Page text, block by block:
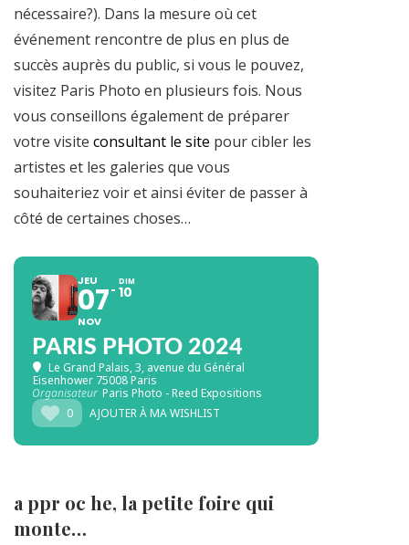
nécessaire?). Dans la mesure où cet
événement rencontre de plus en plus de
succès auprès du public, si vous le pouvez,
visitez Paris Photo en plusieurs fois. Nous
vous conseillons également de préparer
votre visite consultant le site pour cibler les
artistes et les galeries que vous
souhaiteriez voir et ainsi éviter de passer à
côté de certaines choses…
JEU
07
NOV
DIM
10
PARIS PHOTO 2024
Le Grand Palais, 3, avenue du Général
Eisenhower 75008 Paris
Organisateur Paris Photo - Reed Expositions
0
AJOUTER À MA WISHLIST
a ppr oc he, la petite foire qui
monte…